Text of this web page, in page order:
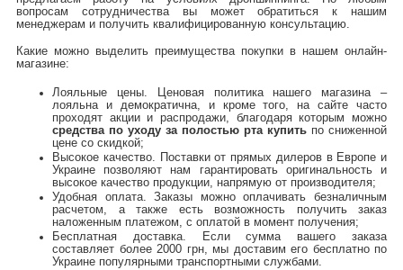
вопросам сотрудничества вы может обратиться к нашим
менеджерам и получить квалифицированную консультацию.
Какие можно выделить преимущества покупки в нашем онлайн-
магазине:
Лояльные цены. Ценовая политика нашего магазина –
лояльна и демократична, и кроме того, на сайте часто
проходят акции и распродажи, благодаря которым можно
средства по уходу за полостью рта купить по сниженной
цене со скидкой;
Высокое качество. Поставки от прямых дилеров в Европе и
Украине позволяют нам гарантировать оригинальность и
высокое качество продукции, напрямую от производителя;
Удобная оплата. Заказы можно оплачивать безналичным
расчетом, а также есть возможность получить заказ
наложенным платежом, с оплатой в момент получения;
Бесплатная доставка. Если сумма вашего заказа
составляет более 2000 грн, мы доставим его бесплатно по
Украине популярными транспортными службами.